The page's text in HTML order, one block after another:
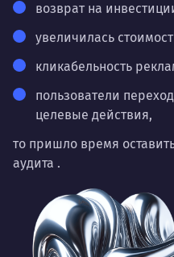
возврат на
увеличилась
кликабельность
пользователи
целевые действия,
то пришло время
аудита .